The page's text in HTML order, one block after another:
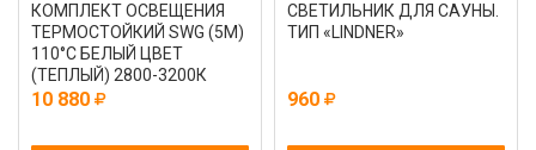
КОМПЛЕКТ ОСВЕЩЕНИЯ
ТЕРМОСТОЙКИЙ SWG (5М)
110°С БЕЛЫЙ ЦВЕТ
(ТЕПЛЫЙ) 2800-3200К
10 880
СВЕТИЛЬНИК ДЛЯ САУНЫ.
ТИП «LINDNER»
960